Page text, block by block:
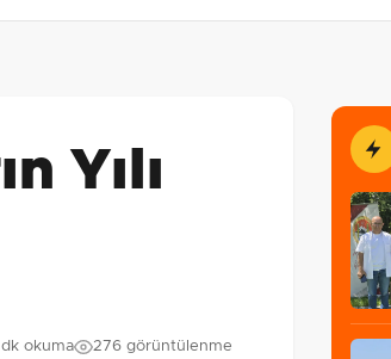
Yılı
okuma 276 görüntülenme